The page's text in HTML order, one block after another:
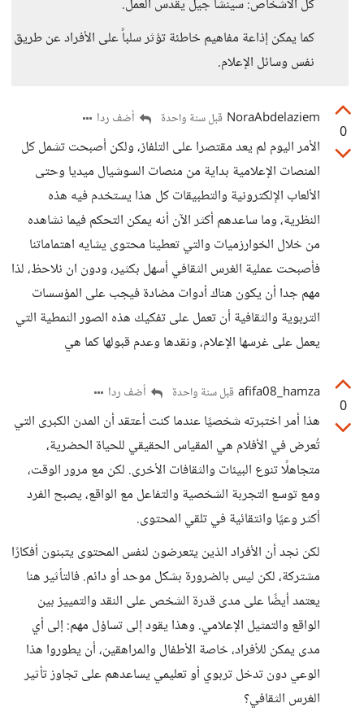
كل الأشخاص: سينشأ جيل يقدس العمل.
كما يمكن إذاعة مفاهيم خاطئة تؤثر سلباً على الأفراد عن طريق
نفس وسائل الإعلام.
0
NoraAbdelaziem قبل سنة واحدة أضف ردا
الأمر اليوم لم يعد مقتصرا على التلفاز، ولكن أصبحت تشمل كل
المنصات الإعلامية بداية من منصات السوشيال ميديا وحتى
الألعاب الإلكترونية والتطبيقات كل هذا يستخدم فيه هذه
النظرية، وما ساعدهم أكثر الآن أنه يمكن التحكم فيما نشاهده
من خلال الخوارزميات والتي تعطينا محتوى يشايه اهتماماتنا
فأصبحت عملية الغرس الثقافي أسهل بكثير، ودون ان نلاحظ، لذا
مهم جدا أن يكون هناك أدوات مضادة فيجب على المؤسسات
التربوية والثقافية أن تعمل على تفكيك هذه الصور النمطية التي
يعمل على غرسها الإعلام، ونقدها وعدم قبولها كما هي
0
afifa08_hamza قبل سنة واحدة أضف ردا
هذا أمر اختبرته شخصيًا عندما كنت أعتقد أن المدن الكبرى التي
تُعرض في الأفلام هي المقياس الحقيقي للحياة الحضرية،
متجاهلًا تنوع البيئات والثقافات الأخرى. لكن مع مرور الوقت،
ومع توسع التجربة الشخصية والتفاعل مع الواقع، يصبح الفرد
أكثر وعيًا وانتقائية في تلقي المحتوى.
لكن نجد أن الأفراد الذين يتعرضون لنفس المحتوى يتبنون أفكارًا
مشتركة، لكن ليس بالضرورة بشكل موحد أو دائم. فالتأثير هنا
يعتمد أيضًا على مدى قدرة الشخص على النقد والتمييز بين
الواقع والتمثيل الإعلامي. وهذا يقود إلى تساؤل مهم: إلى أي
مدى يمكن للأفراد، خاصة الأطفال والمراهقين، أن يطوروا هذا
الوعي دون تدخل تربوي أو تعليمي يساعدهم على تجاوز تأثير
الغرس الثقافي؟